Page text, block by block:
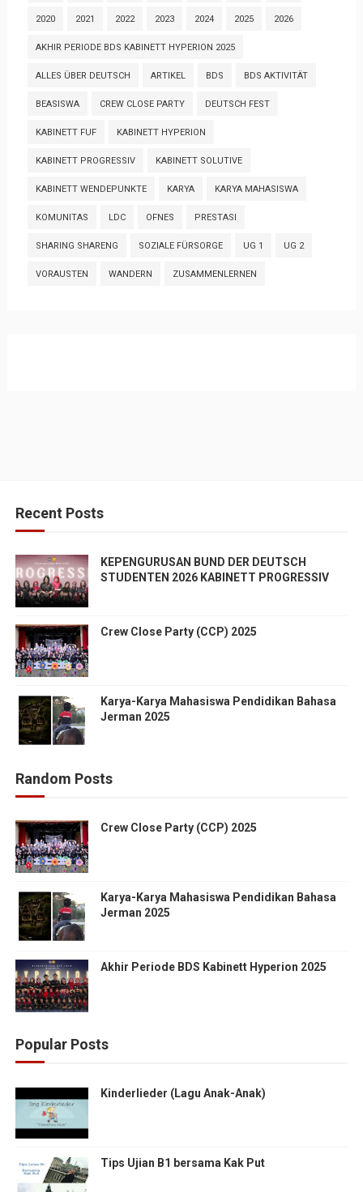
2020 2021 2022 2023 2024 2025 2026
AKHIR PERIODE BDS KABINETT HYPERION 2025
ALLES ÜBER DEUTSCH ARTIKEL BDS BDS AKTIVITÄT
BEASISWA CREW CLOSE PARTY DEUTSCH FEST
KABINETT FUF KABINETT HYPERION
KABINETT PROGRESSIV KABINETT SOLUTIVE
KABINETT WENDEPUNKTE KARYA KARYA MAHASISWA
KOMUNITAS LDC OFNES PRESTASI
SHARING SHARENG SOZIALE FÜRSORGE UG 1 UG 2
VORAUSTEN WANDERN ZUSAMMENLERNEN
Recent Posts
KEPENGURUSAN BUND DER DEUTSCH
STUDENTEN 2026 KABINETT PROGRESSIV
Crew Close Party (CCP) 2025
Karya-Karya Mahasiswa Pendidikan Bahasa
Jerman 2025
Random Posts
Crew Close Party (CCP) 2025
Karya-Karya Mahasiswa Pendidikan Bahasa
Jerman 2025
Akhir Periode BDS Kabinett Hyperion 2025
Popular Posts
Kinderlieder (Lagu Anak-Anak)
Tips Ujian B1 bersama Kak Put